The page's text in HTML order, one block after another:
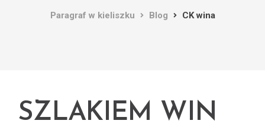
Paragraf w kieliszku Blog CK wina
SZLAKIEM WIN